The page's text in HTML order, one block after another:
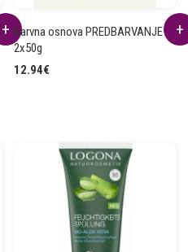
Barvna osnova PREDBARVANJE
2x50g
12.94€